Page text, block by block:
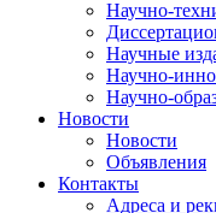
Научно-
Научные
Научно-
Научно-
Новости
Новости
Объявления
Контакты
Адреса и